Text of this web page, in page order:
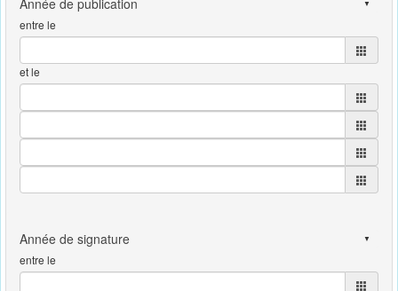
entre le
et le
entre le